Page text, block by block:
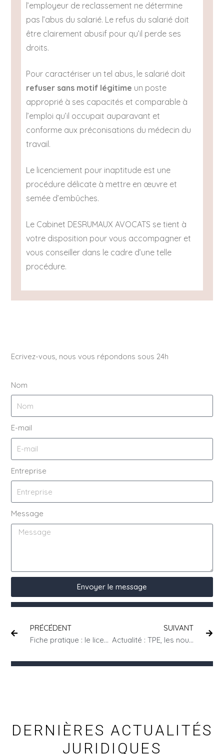
l’employeur de reclassement ne détermine
pas l’abus du salarié. Le refus du salarié doit
être clairement abusif pour qu’il perde ses
droits.
Pour caractériser un tel abus, le salarié doit
refuser sans motif légitime un poste
approprié à ses capacités et comparable à
l’emploi qu’il occupait auparavant et
conforme aux préconisations du médecin du
travail.
Le licenciement pour inaptitude est une
procédure délicate à mettre en œuvre et
semée d’embûches.
Le Cabinet DESRUMAUX AVOCATS se tient à
votre disposition pour vous accompagner et
vous conseiller dans le cadre d’une telle
procédure.
Ecrivez-vous, nous vous répondons sous 24h
Nom
E-mail
Entreprise
Message
Envoyer le message
PRÉCÉDENT
Fiche pratique : le licenciement économique collectif de 2 à 9 salariés
SUIVANT
Actualité : TPE, les nouvelles règles en matière d’élections professionnelles
DERNIÈRES ACTUALITÉS
JURIDIQUES